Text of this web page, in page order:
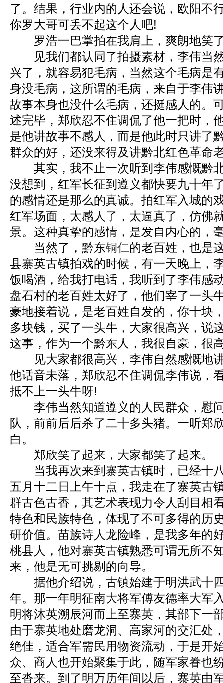
了。结果，行业内的人还会说，欧阳不
你罗大哥可丢不起这个人吧!
罗浩一巴掌拍在我肩上，爽朗地笑
见我们都认同了拍摄素材，李伟当
兴了，就容易犯毛病，当然这个毛病是
身没毛病，这所谓的毛病，来自于李伟
故事本身也没什么毛病，还挺感人的。
述完毕，郑欣忍不住调侃了他一把时，
是他讲故事不感人，而是他此时只讲了
群众的好，还没来得及讲黔北红色革命
其实，我不止一次听到李伟感慨黔
没想到，红军长征到遵义都快要九十年
的感情还是那么的真诚。拍红军入城的
红军场面，太感人了，太逼真了，仿佛
景。这种真挚的感情，是发自内心的，
当然了，黔东铜仁的老百姓，也是
县寨英古镇拍戏的时候，有一天晚上，
饭喝酒，给我打电话，我听到了李伟感
盘石村的老百姓太好了，他们宰了一头
豪地接着说，是老百姓自发的，你十块
多块钱，买了一头牛，大家很高兴，说
这事，作为一个黔东人，我很自豪，很
见大家都很高兴，李伟自然感慨地
他话音未落，郑欣忍不住调侃李伟说，
抵不上一头牛呀!
李伟当然知道遵义的人民群众，慰
队，前前后后杀了二十多头猪。一听郑
白。
郑欣笑了起来，大家都笑了起来。
当我再次来到寨英古镇时，已经十
五月十二日上午十点，我走在了寨英古
群古色古香，其艺术表现力令人刮目相
特色和民族特色，体现了不可多得的历
研价值。苗族诗人龙险峰，是我多年的
桃县人，他对寨英古镇熟悉可谓无所不
来，他是无可挑剔的向导。
据他介绍说，古镇始建于明洪武十
年。那一年明征南大将军傅友德率大军
明将沐英溯辰河而上至寨英，其部下一
由于寨英地处磨龙洞、高家河的交汇处
绝佳，适合军需民用物资流动，于是开
众、商人也开始聚集于此，随军家眷也
至沓来。到了明万历年间以后，寨英由